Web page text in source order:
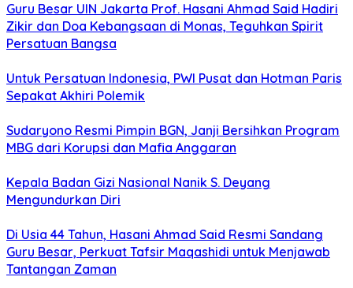
Guru Besar UIN Jakarta Prof. Hasani Ahmad Said Hadiri
Zikir dan Doa Kebangsaan di Monas, Teguhkan Spirit
Persatuan Bangsa
Untuk Persatuan Indonesia, PWI Pusat dan Hotman Paris
Sepakat Akhiri Polemik
Sudaryono Resmi Pimpin BGN, Janji Bersihkan Program
MBG dari Korupsi dan Mafia Anggaran
Kepala Badan Gizi Nasional Nanik S. Deyang
Mengundurkan Diri
Di Usia 44 Tahun, Hasani Ahmad Said Resmi Sandang
Guru Besar, Perkuat Tafsir Maqashidi untuk Menjawab
Tantangan Zaman